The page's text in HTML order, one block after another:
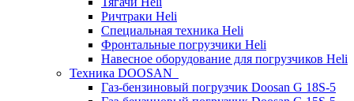
Ричтраки Heli
Специальная техника Heli
Фронтальные погрузчики Heli
Навесное оборудование для погрузчиков Heli
Техника DOOSAN
Газ-бензиновый погрузчик Doosan G 18S-5